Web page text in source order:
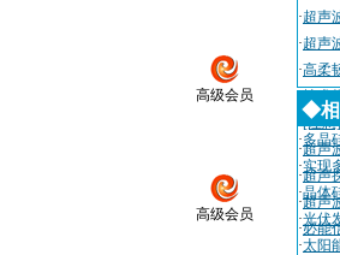
高级会员
高级会员
·超声
·超声
·高柔
技术
·[注意
·超声
·超声
·超声
·必能
◆相
·多晶
·实现
·晶体
·光伏
·太阳